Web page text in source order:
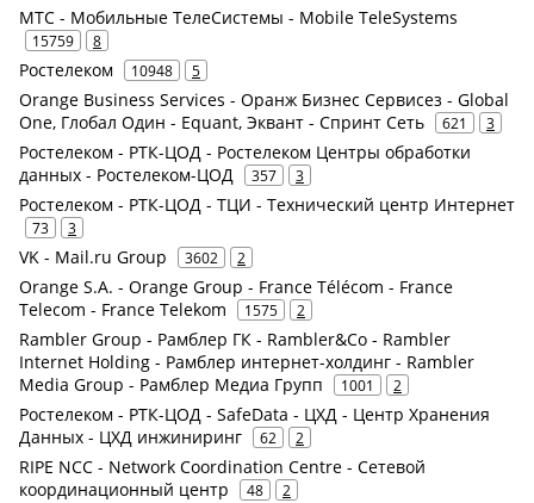
МТС - Мобильные ТелеСистемы - Mobile TeleSystems
15759 8
Ростелеком 10948 5
Orange Business Services - Оранж Бизнес Сервисез - Global
One, Глобал Один - Equant, Эквант - Спринт Сеть
621 3
Ростелеком - РТК-ЦОД - Ростелеком Центры обработки
данных - Ростелеком-ЦОД
357 3
Ростелеком - РТК-ЦОД - ТЦИ - Технический центр Интернет
73 3
VK - Mail.ru Group 3602 2
Orange S.A. - Orange Group - France Télécom - France
Telecom - France Telekom
1575 2
Rambler Group - Рамблер ГК - Rambler&Co - Rambler
Internet Holding - Рамблер интернет-холдинг - Rambler
Media Group - Рамблер Медиа Групп
1001 2
Ростелеком - РТК-ЦОД - SafeData - ЦХД - Центр Хранения
Данных - ЦХД инжиниринг
62 2
RIPE NCC - Network Coordination Centre - Сетевой
координационный центр
48 2